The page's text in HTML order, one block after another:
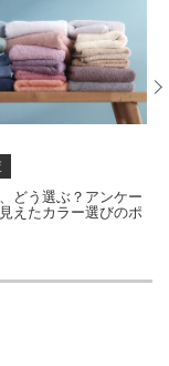
選ぶ？アンケー
カラー選びのポ
一番
ケー